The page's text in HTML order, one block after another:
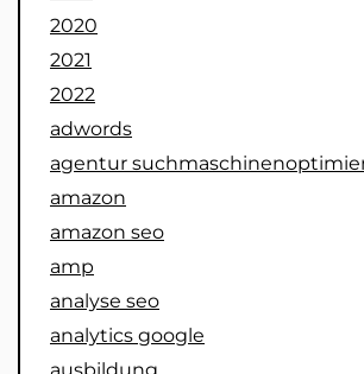
2020
2021
2022
adwords
agentur
amazon
amazon seo
amp
analyse seo
analytics google